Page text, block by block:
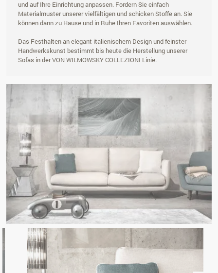
und auf Ihre Einrichtung anpassen. Fordern Sie einfach
Materialmuster unserer vielfältigen und schicken Stoffe an. Sie
können dann zu Hause und in Ruhe Ihren Favoriten auswählen.
Das Festhalten an elegant italienischem Design und feinster
Handwerkskunst bestimmt bis heute die Herstellung unserer
Sofas in der VON WILMOWSKY COLLEZIONI Linie.